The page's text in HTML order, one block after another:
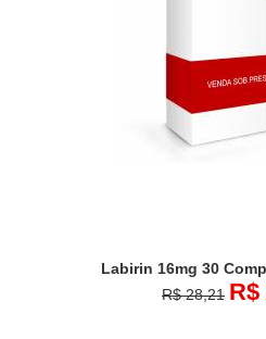
Labirin 16mg 30
R$ 28,21 R$